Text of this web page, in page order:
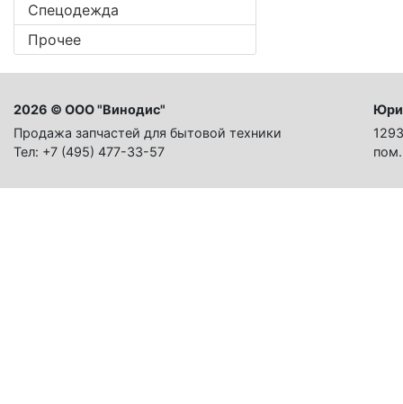
Спецодежда
Прочее
2026 © ООО "Винодис"
Продажа запчастей для бытовой техники
Тел: +7 (495) 477-33-57